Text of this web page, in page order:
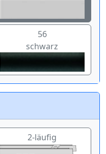
56
schwarz
2-läufig